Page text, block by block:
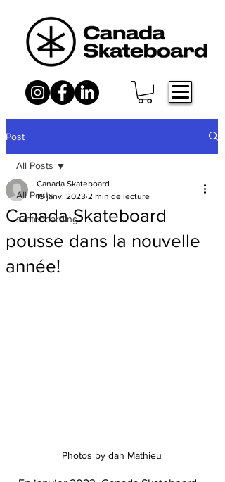
Post
All Posts
skateboarding
All Posts
Canada Skateboard
pousse dans la nouvelle
année!
Canada Skateboard
19 janv. 2023 2 min de lecture
Photos by dan Mathieu